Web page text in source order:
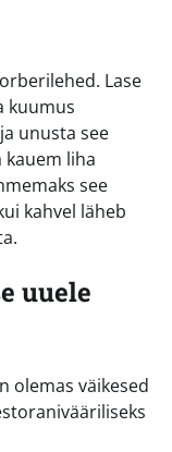
Lase
kuumus
unusta see
kauem liha
see
kahvel läheb
uuele
olemas väikesed